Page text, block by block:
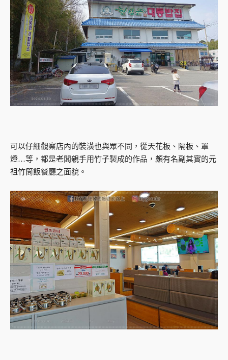
可以仔細觀察店內的裝潢也與眾不同，從天花板、隔板、罩
燈…等，都是老闆親手用竹子製成的作品，頗有名副其實的元
祖竹筒飯餐廳之面貌。